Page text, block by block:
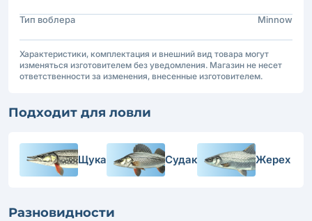
Тип воблера Minnow
Характеристики, комплектация и внешний вид товара могут
изменяться изготовителем без уведомления. Магазин не несет
ответственности за изменения, внесенные изготовителем.
Подходит для ловли
Щука Судак Жерех
Разновидности